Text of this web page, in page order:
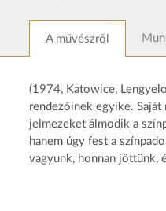
A művészről
(1974, Katowice,
rendezőinek egyike. Saját
jelmezeket álmodik a
hanem úgy fest a
vagyunk, honnan jöttünk,